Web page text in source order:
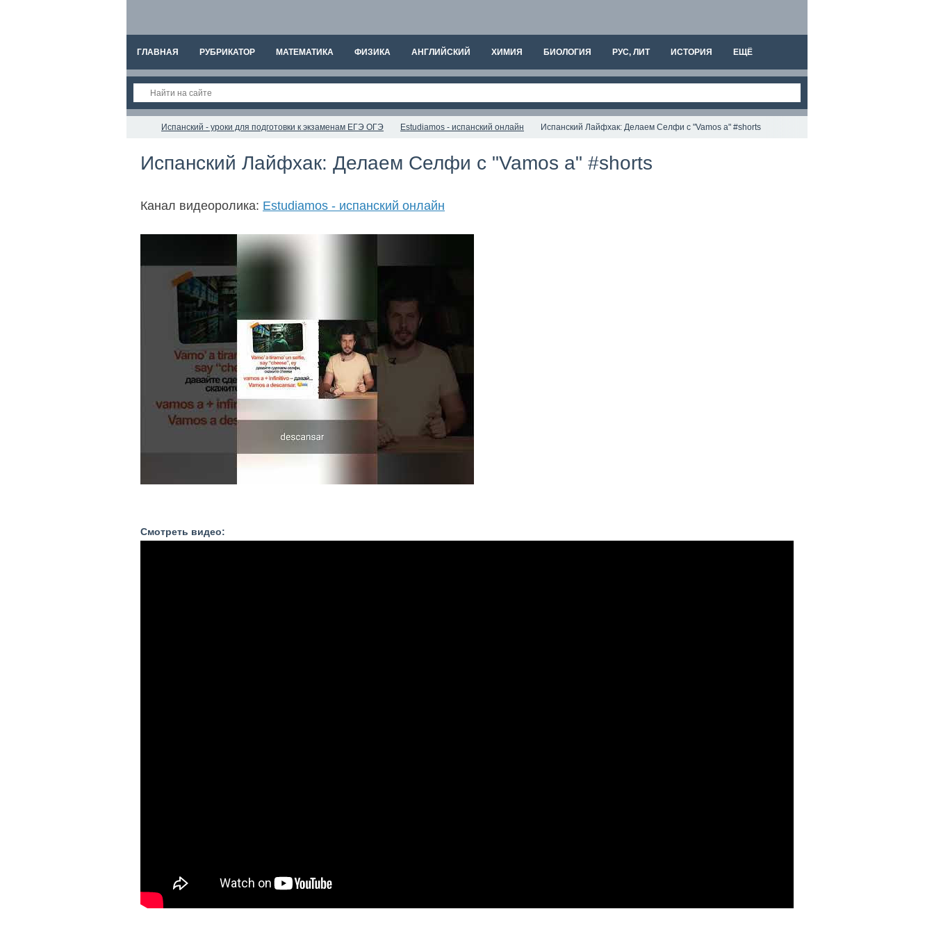
ГЛАВНАЯ РУБРИКАТОР МАТЕМАТИКА ФИЗИКА АНГЛИЙСКИЙ ХИМИЯ БИОЛОГИЯ РУС, ЛИТ ИСТОРИЯ ЕЩЁ
Испанский - уроки для подготовки к экзаменам ЕГЭ ОГЭ Estudiamos - испанский онлайн Испанский Лайфхак: Делаем Селфи с "Vamos a" #shorts
Испанский Лайфхак: Делаем Селфи с "Vamos a" #shorts
Канал видеоролика: Estudiamos - испанский онлайн
Смотреть видео: